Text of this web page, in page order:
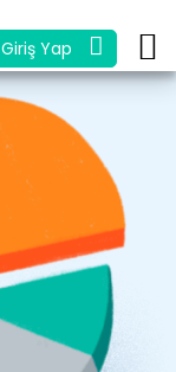
Giriş Yap